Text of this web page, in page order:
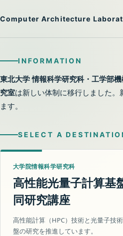
Computer Architecture
INFORMATION
東北大学 情報科学研究科・工学部
究室は新しい体制に移行しました。
ます。
SELECT A
大学院情報科学研究科
高性能光量子計算基
同研究講座
高性能計算（HPC）技術と光量子技
盤の研究を推進しています。